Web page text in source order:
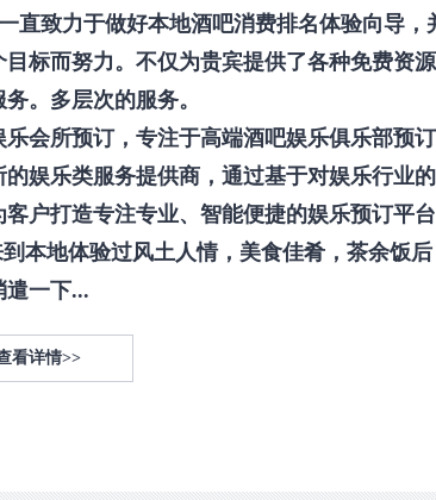
直致力于做好本地酒吧消费排名体验向导，
目标而努力。不仅为贵宾提供了各种免费资
。多层次的服务。
乐会所预订，专注于高端酒吧娱乐俱乐部预
的娱乐类服务提供商，通过基于对娱乐行业
客户打造专注专业、智能便捷的娱乐预订平台
本地体验过风土人情，美食佳肴，茶余饭
遣一下...
看详情>>